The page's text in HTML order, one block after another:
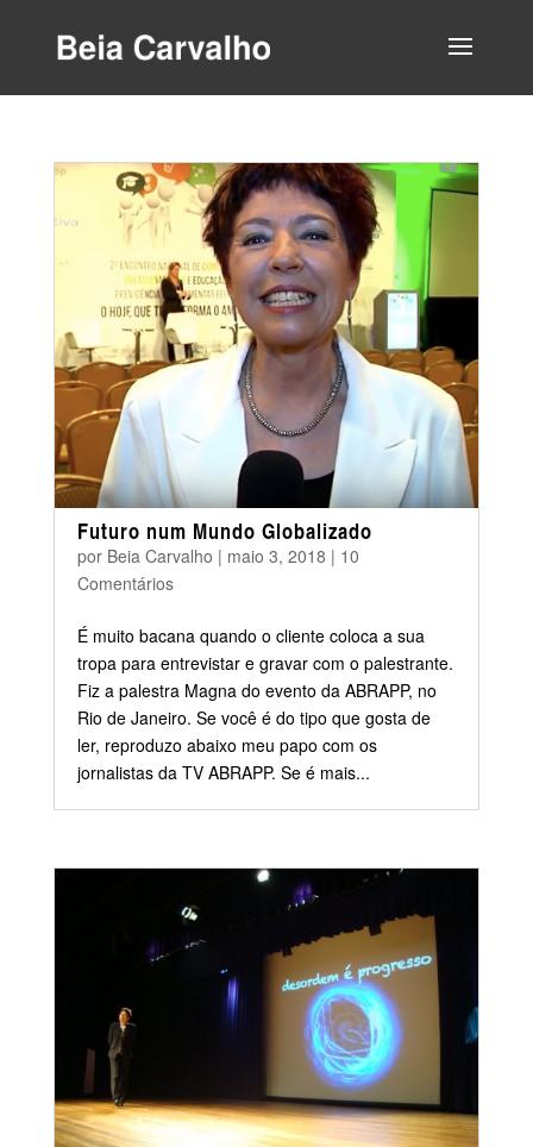
Futuro num Mundo Globalizado
por Beia Carvalho | maio 3, 2018 | 10
Comentários
É muito bacana quando o cliente coloca a sua
tropa para entrevistar e gravar com o palestrante.
Fiz a palestra Magna do evento da ABRAPP, no
Rio de Janeiro. Se você é do tipo que gosta de
ler, reproduzo abaixo meu papo com os
jornalistas da TV ABRAPP. Se é mais...